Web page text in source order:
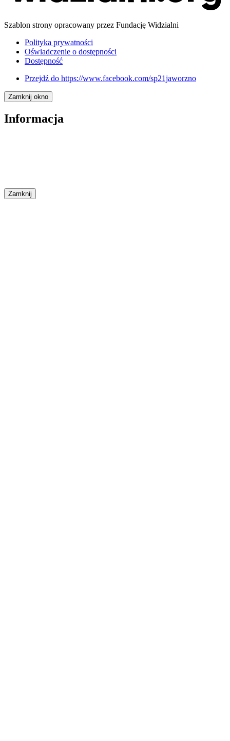
Szablon strony opracowany przez Fundację Widzialni
Polityka prywatności
Oświadczenie o dostępności
Dostępność
Przejdź do https://www.facebook.com/sp21jaworzno
Zamknij okno
Informacja
Zamknij